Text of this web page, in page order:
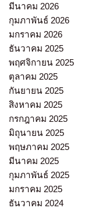
มีนาคม 2026
กุมภาพันธ์ 2026
มกราคม 2026
ธันวาคม 2025
พฤศจิกายน 2025
ตุลาคม 2025
กันยายน 2025
สิงหาคม 2025
กรกฎาคม 2025
มิถุนายน 2025
พฤษภาคม 2025
มีนาคม 2025
กุมภาพันธ์ 2025
มกราคม 2025
ธันวาคม 2024